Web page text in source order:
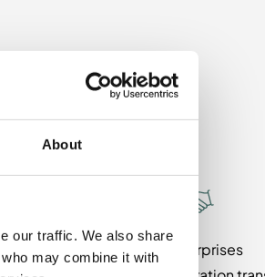
About
our traffic. We also share
may combine it withSans surprises